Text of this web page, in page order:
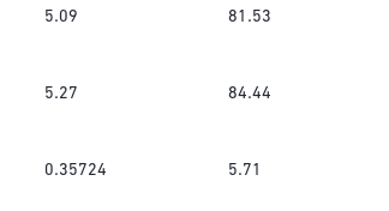
5.09 81.53
5.27 84.44
0.35724 5.71